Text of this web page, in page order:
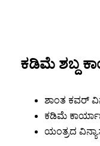
ಕಡಿಮೆ ಶಬ್ದ
ಶಾಂತ ಕವರ್
ಕಡಿಮೆ
ಯಂತ್ರದ